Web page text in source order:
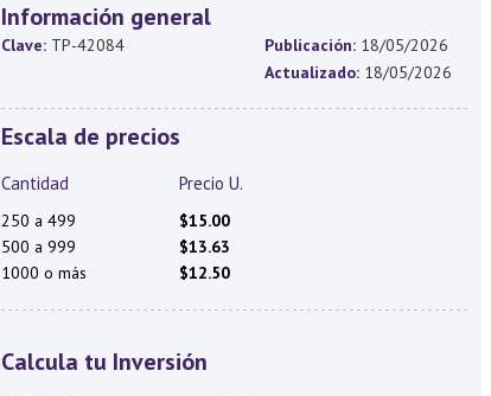
Información general
Clave: TP-42084 Publicación: 18/05/2026
Actualizado: 18/05/2026
Escala de precios
Cantidad Precio U.
250 a 499
$15.00
500 a 999
$13.63
1000 o más
$12.50
Calcula tu Inversión